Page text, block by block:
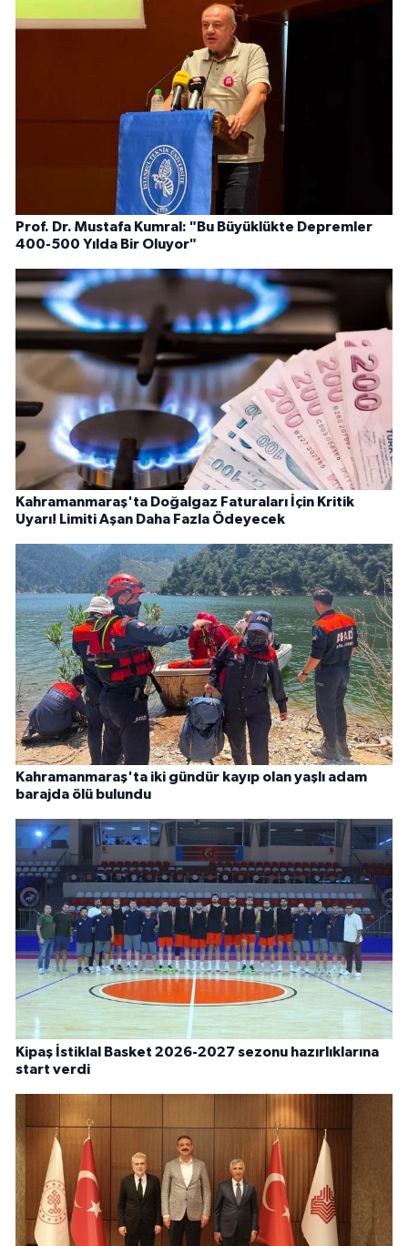
Prof. Dr. Mustafa Kumral: "Bu Büyüklükte Depremler
400-500 Yılda Bir Oluyor"
Kahramanmaraş'ta Doğalgaz Faturaları İçin Kritik
Uyarı! Limiti Aşan Daha Fazla Ödeyecek
Kahramanmaraş'ta iki gündür kayıp olan yaşlı adam
barajda ölü bulundu
Kipaş İstiklal Basket 2026-2027 sezonu hazırlıklarına
start verdi